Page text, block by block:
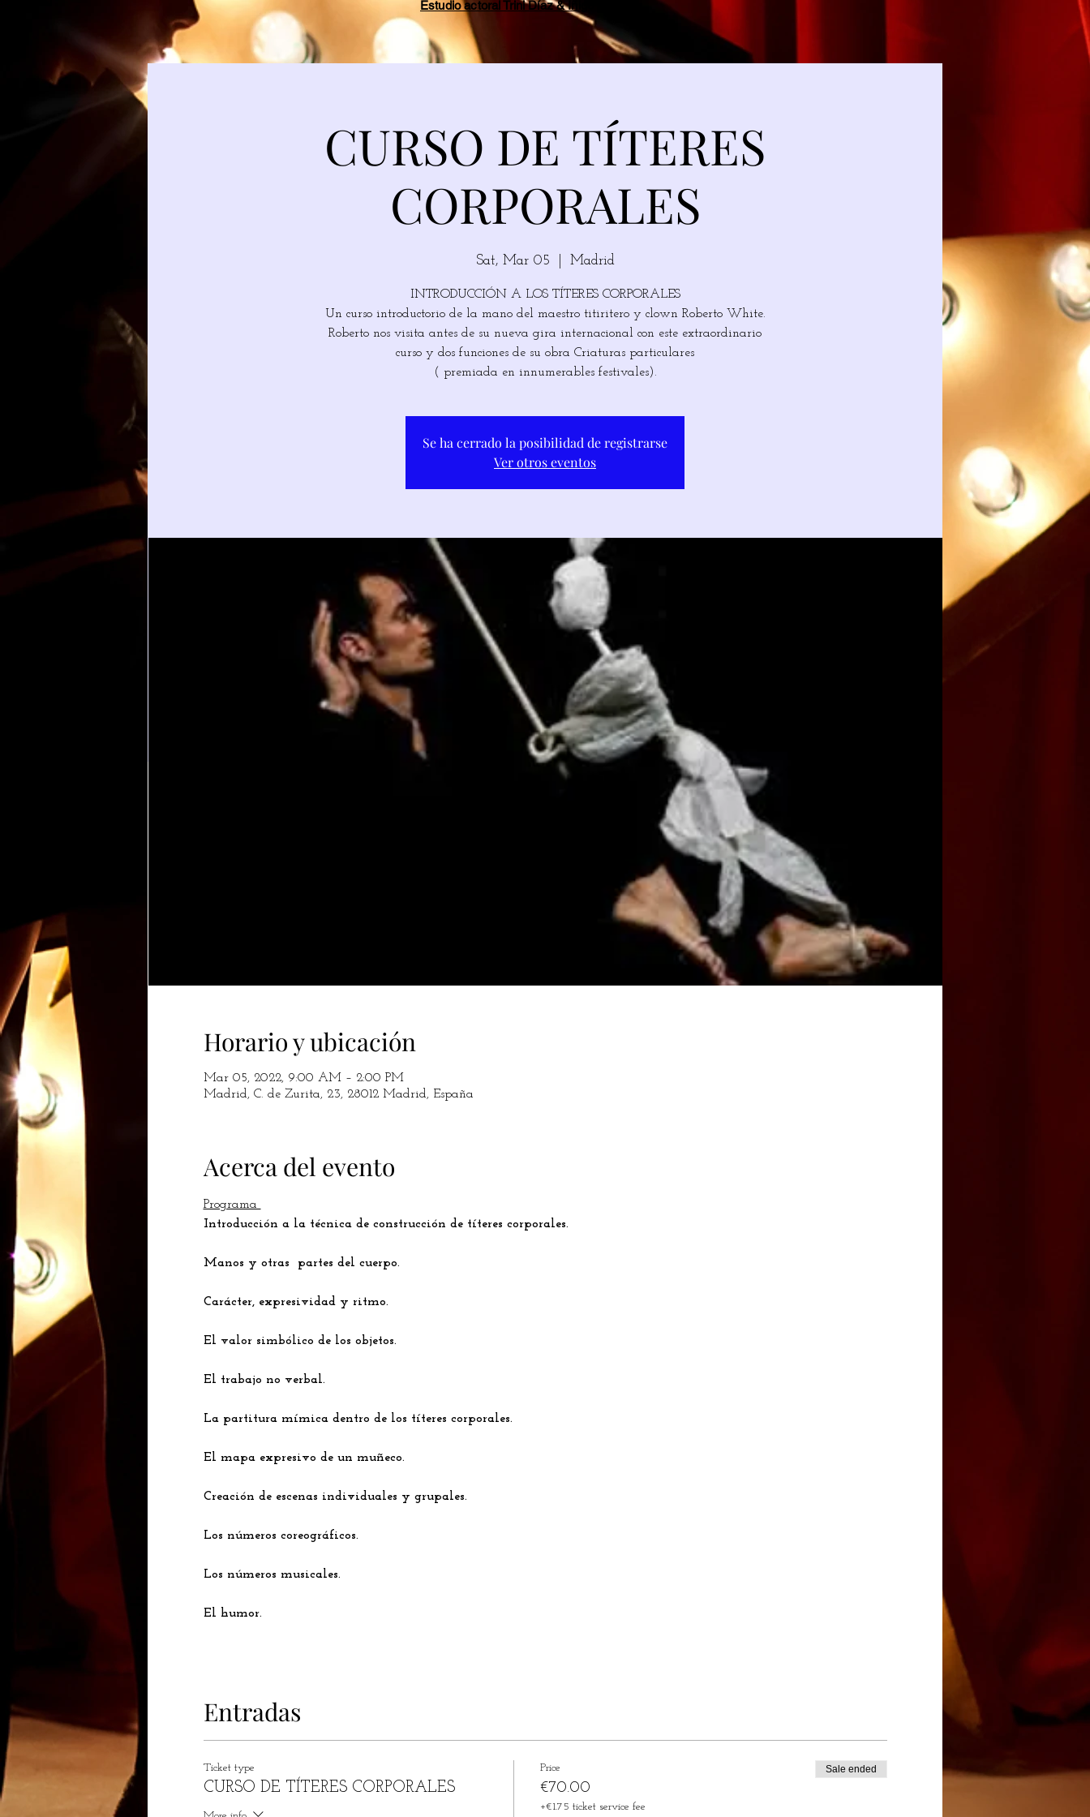
Estudio actoral Trini Díaz & Íñigo Tricio
CURSO DE TÍTERES
CORPORALES
Sat, Mar 05 Madrid
INTRODUCCIÓN A LOS TÍTERES CORPORALES
Un curso introductorio de la mano del maestro titiritero y clown Roberto White.
Roberto nos visita antes de su nueva gira internacional con este extraordinario
curso y dos funciones de su obra Criaturas particulares
( premiada en innumerables festivales).
Se ha cerrado la posibilidad de registrarse
Ver otros eventos
Horario y ubicación
Mar 05, 2022, 9:00 AM – 2:00 PM
Madrid, C. de Zurita, 23, 28012 Madrid, España
Acerca del evento
Programa
Introducción a la técnica de construcción de títeres corporales.
Manos y otras  partes del cuerpo.
Carácter, expresividad y ritmo.
El valor simbólico de los objetos.
El trabajo no verbal.
La partitura mímica dentro de los títeres corporales.
El mapa expresivo de un muñeco.
Creación de escenas individuales y grupales.
Los números coreográficos.
Los números musicales.
El humor.
Entradas
Ticket type
CURSO DE TÍTERES CORPORALES
Price
€70.00
+€1.75 ticket service fee
Sale ended